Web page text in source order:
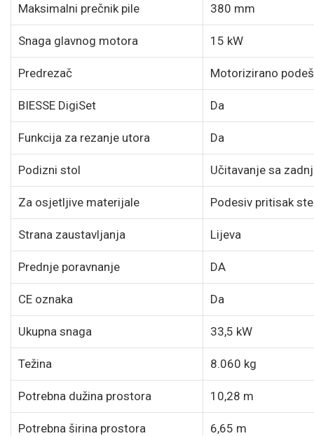
Maksimalni prečnik pile 380 mm
Snaga glavnog motora 15 kW
Predrezač Motorizirano
BIESSE DigiSet Da
Funkcija za rezanje utora Da
Podizni stol Učitavanje sa
Za osjetljive materijale Podesiv pritisak
Strana zaustavljanja Lijeva
Prednje poravnanje DA
CE oznaka Da
Ukupna snaga 33,5 kW
Težina 8.060 kg
Potrebna dužina prostora 10,28 m
Potrebna širina prostora 6,65 m